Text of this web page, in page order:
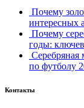
Почему
интересных
Почему
годы:
по футболу
Контакты